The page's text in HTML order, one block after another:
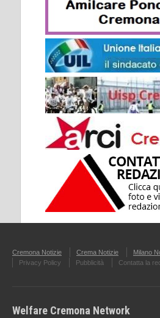
Cremona Notizie Crema Notizie Milano
Privacy Policy
Pubblicità Contatta la
Welfare Cremona Network